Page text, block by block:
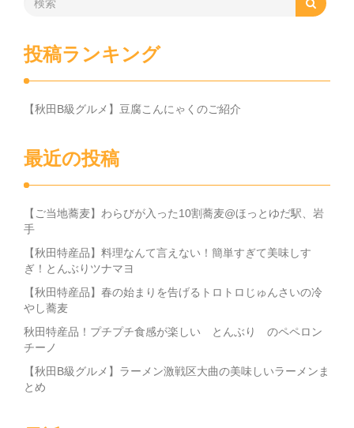
投稿ランキング
【秋田B級グルメ】豆腐こんにゃくのご紹介
最近の投稿
【ご当地蕎麦】わらびが入った10割蕎麦@ほっとゆだ駅、岩
手
【秋田特産品】料理なんて言えない！簡単すぎて美味しす
ぎ！とんぶりツナマヨ
【秋田特産品】春の始まりを告げるトロトロじゅんさいの冷
やし蕎麦
秋田特産品！プチプチ食感が楽しい とんぶり のペペロン
チーノ
【秋田B級グルメ】ラーメン激戦区大曲の美味しいラーメンま
とめ